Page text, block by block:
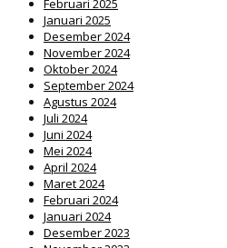
Februari 2025
Januari 2025
Desember 2024
November 2024
Oktober 2024
September 2024
Agustus 2024
Juli 2024
Juni 2024
Mei 2024
April 2024
Maret 2024
Februari 2024
Januari 2024
Desember 2023